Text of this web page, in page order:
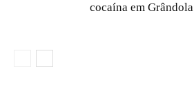
cocaína em Grândola